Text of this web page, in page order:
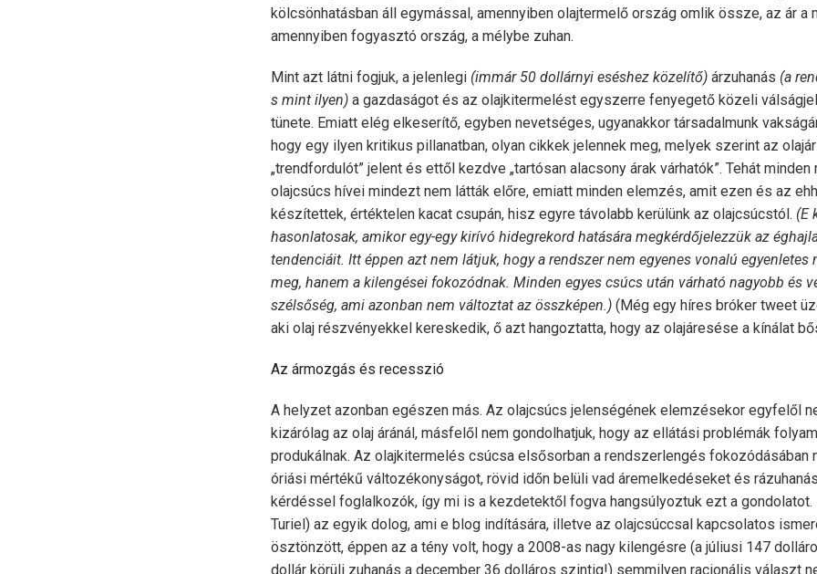
kölcsönhatásban áll egymással, amennyiben olajtermelő ország omlik össze, az ár a
amennyiben fogyasztó ország, a mélybe zuhan.
Mint azt látni fogjuk, a jelenlegi (immár 50 dollárnyi eséshez közelítő) árzuhanás (a
s mint ilyen) a gazdaságot és az olajkitermelést egyszerre fenyegető közeli
tünete. Emiatt elég elkeserítő, egyben nevetséges, ugyanakkor társadalmunk
hogy egy ilyen kritikus pillanatban, olyan cikkek jelennek meg, melyek szerint az
„trendfordulót” jelent és ettől kezdve „tartósan alacsony árak várhatók”. Tehát minden
olajcsúcs hívei mindezt nem látták előre, emiatt minden elemzés, amit ezen és az
készítettek, értéktelen kacat csupán, hisz egyre távolabb kerülünk az olajcsúcstól. (E
hasonlatosak, amikor egy-egy kirívó hidegrekord hatására megkérdőjelezzük az
tendenciáit. Itt éppen azt nem látjuk, hogy a rendszer nem egyenes vonalú
meg, hanem a kilengései fokozódnak. Minden egyes csúcs után várható nagyobb és
szélsőség, ami azonban nem változtat az összképen.) (Még egy híres bróker tweet
aki olaj részvényekkel kereskedik, ő azt hangoztatta, hogy az olajáresése a kínálat
Az ármozgás és recesszió
A helyzet azonban egészen más. Az olajcsúcs jelenségének elemzésekor egyfelől
kizárólag az olaj áránál, másfelől nem gondolhatjuk, hogy az ellátási problémák
produkálnak. Az olajkitermelés csúcsa elsősorban a rendszerlengés fokozódásában
óriási mértékű változékonyságot, rövid időn belüli vad áremelkedéseket és
kérdéssel foglalkozók, így mi is a kezdetektől fogva hangsúlyoztuk ezt a gondolatot.
Turiel) az egyik dolog, ami e blog indítására, illetve az olajcsúccsal kapcsolatos
ösztönzött, éppen az a tény volt, hogy a 2008-as nagy kilengésre (a júliusi 147
dollár körüli zuhanás a december 36 dolláros szintig!) semmilyen racionális választ